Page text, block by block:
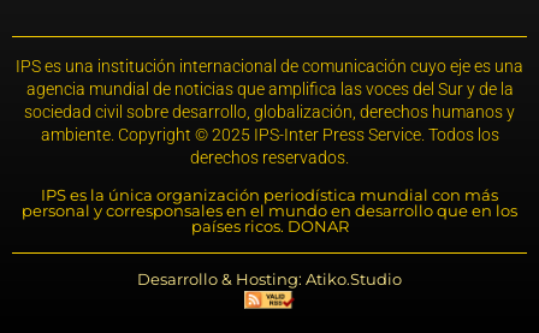
IPS es una institución internacional de comunicación cuyo eje es una
agencia mundial de noticias que amplifica las voces del Sur y de la
sociedad civil sobre desarrollo, globalización, derechos humanos y
ambiente. Copyright © 2025 IPS-Inter Press Service. Todos los
derechos reservados.
IPS es la única organización periodística mundial con más
personal y corresponsales en el mundo en desarrollo que en los
países ricos. DONAR
Desarrollo & Hosting: Atiko.Studio